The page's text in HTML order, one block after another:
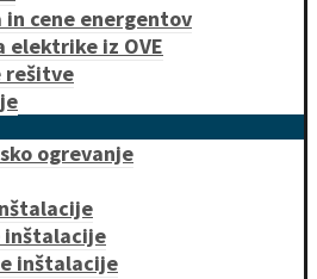
cene energentov
elektrike iz OVE
rešitve
ogrevanje
inštalacije
inštalacije